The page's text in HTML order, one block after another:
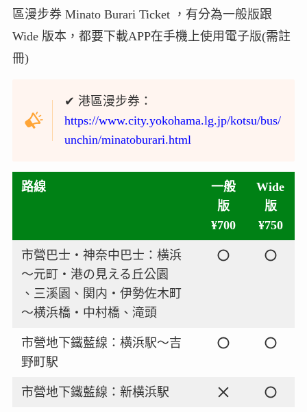
區漫步券 Minato Burari Ticket ，有分為一般版跟
Wide 版本，都要下載APP在手機上使用電子版(需註
冊)
✔ 港區漫步券：
https://www.city.yokohama.lg.jp/kotsu/bus/
unchin/minatoburari.html
路線
一般
版
¥700
Wide
版
¥750
市營巴士・神奈中巴士：横浜
～元町・港の見える丘公園
、三溪園、関内・伊勢佐木町
～横浜橋・中村橋、滝頭
市營地下鐵藍線：横浜駅～吉
野町駅
市營地下鐵藍線：新横浜駅